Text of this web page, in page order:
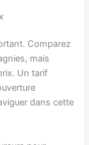
Comparez
mais
Un tarif
dans cette